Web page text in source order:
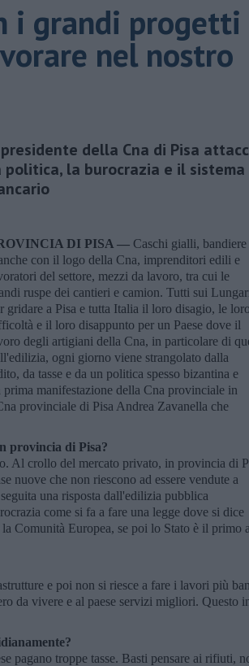
i grandi progetti
nel nostro
della Cna di Pisa
politica, la burocrazia e il sistema
DI PISA — Caschi gialli, bandiere
con il logo della Cna, imprenditori edili e
del settore, mezzi da lavoro, tra cui le
ruspe dei cantieri e camion. Tutti sui
gridare a Pisa e tutta Italia il loro disagio, le loro
e il loro disappunto per un Paese dove il
degli artigiani della Cna, in particolare di
ogni giorno viene strangolato dalla
da tasse e da un politica spesso bizantina e
manifestazione della Cna provinciale in
provinciale di Pisa Andrea Zavanella che
provincia di Pisa?
Al crollo del mercato privato, in provincia di
nuove che non riescono ad essere vendute a
una risposta dall'edilizia pubblica
come si fa a fare una legge dove si dice
Comunità Europea, se poi lo Stato è il primo a
e poi non si riesce a fare i lavori più
da vivere e al paese servizi migliori. Questo
pagano troppe tasse. Basti pensare ai rifiuti,